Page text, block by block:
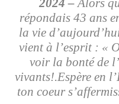
2024 –Alors
répondais 43 ans
la vie
vient à l’esprit : «
voir la bonté de
vivants!.Espère en
ton coeur